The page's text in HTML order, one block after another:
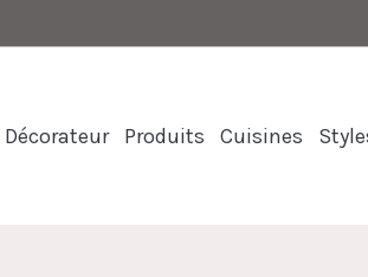
Décorateur Produits Cuisines